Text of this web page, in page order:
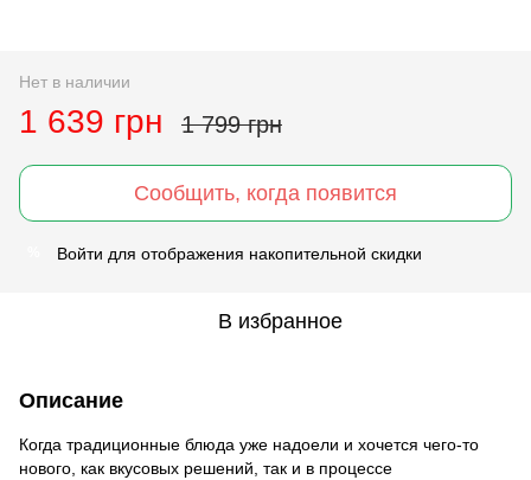
Нет в наличии
1 639 грн 1 799 грн
Сообщить, когда появится
Войти для отображения накопительной скидки
В избранное
Описание
Когда традиционные блюда уже надоели и хочется чего-то
нового, как вкусовых решений, так и в процессе